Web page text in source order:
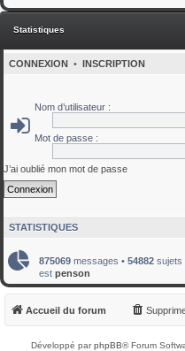
Statistiques
CONNEXION • INSCRIPTION
Nom d’utilisateur :
Mot de passe :
J’ai oublié mon mot de passe
STATISTIQUES
875069 messages • 54882 sujets
est penson
Accueil du forum
Développé parphpBB® Forum